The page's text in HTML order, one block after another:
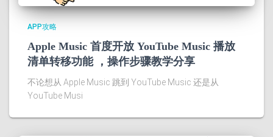
APP攻略
Apple Music 首度开放 YouTube Music 播放
清单转移功能 ，操作步骤教学分享
不论想从 Apple Music 跳到 YouTube Music 还是从
YouTube Musi